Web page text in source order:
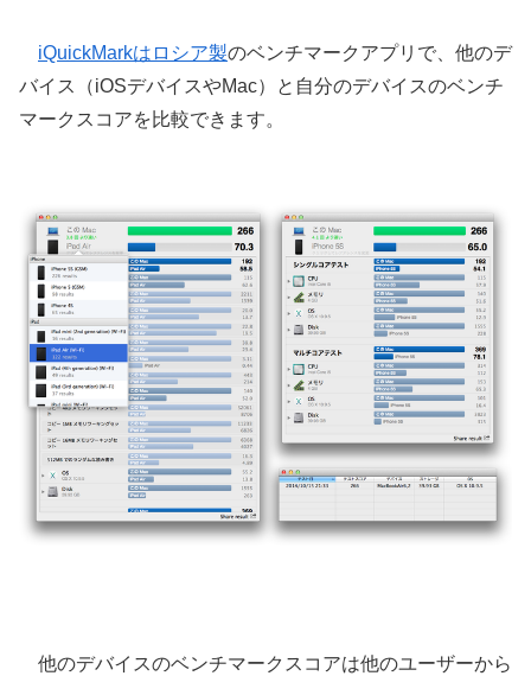
iQuickMarkはロシア製のベンチマークアプリで、他のデ
バイス（iOSデバイスやMac）と自分のデバイスのベンチ
マークスコアを比較できます。
他のデバイスのベンチマークスコアは他のユーザーから